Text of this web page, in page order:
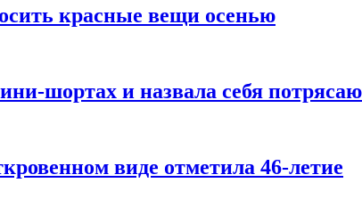
красные вещи осенью
шортах и назвала себя
виде отметила 46-летие